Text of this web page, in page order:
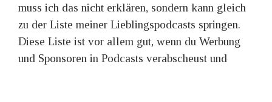
muss ich das nicht erklären, sondern kann gleich
zu der Liste meiner Lieblingspodcasts springen.
Diese Liste ist vor allem gut, wenn du Werbung
und Sponsoren in Podcasts verabscheust und